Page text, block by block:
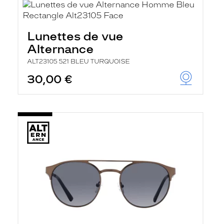
Lunettes de vue
Alternance
ALT23105 521 BLEU TURQUOISE
30,00 €